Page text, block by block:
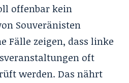
offenbar kein
Souveränisten
Fälle zeigen, dass linke
oft
werden. Das nährt